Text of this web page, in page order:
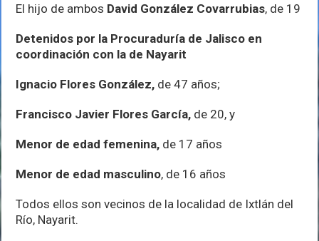
El hijo de ambos David González Covarrubias, de 19
Detenidos por la Procuraduría de Jalisco en
coordinación con la de Nayarit
Ignacio Flores González, de 47 años;
Francisco Javier Flores García, de 20, y
Menor de edad femenina, de 17 años
Menor de edad masculino, de 16 años
Todos ellos son vecinos de la localidad de Ixtlán del
Río, Nayarit.